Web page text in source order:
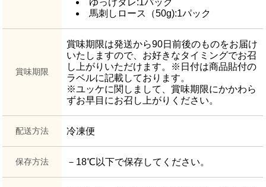
ゆっけタレ:1パック
馬刺しロース（50g):1パック
賞味期限
賞味期限は発送から90日前後のものをお届け
いたしますので、お好きなタイミングでお召
し上がりいただけます。※日付は商品貼付の
ラベルに記載しております。
※ユッケに関しまして、賞味期限にかかわら
ずお早目にお召し上がりください。
配送方法 冷凍便
保存方法 －18℃以下で保存してください。